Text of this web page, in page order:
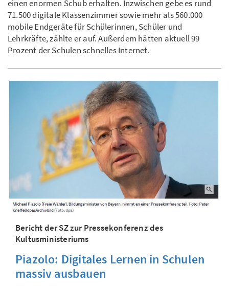
einen enormen Schub erhalten. Inzwischen gebe es rund
71.500 digitale Klassenzimmer sowie mehr als 560.000
mobile Endgeräte für Schülerinnen, Schüler und
Lehrkräfte, zählte er auf. Außerdem hätten aktuell 99
Prozent der Schulen schnelles Internet.
Bericht der SZ zur Pressekonferenz des
Kultusministeriums
Piazolo: Digitales Lernen in Schulen
massiv ausbauen